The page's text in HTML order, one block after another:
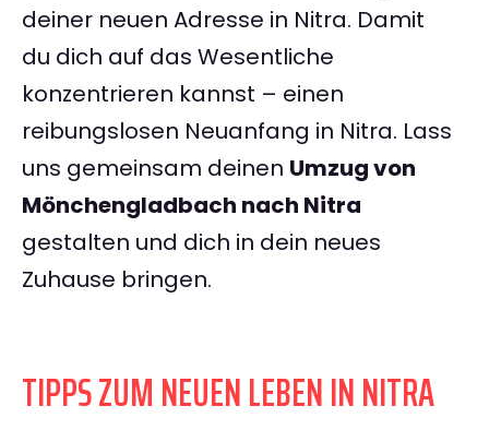
deiner neuen Adresse in Nitra. Damit
du dich auf das Wesentliche
konzentrieren kannst – einen
reibungslosen Neuanfang in Nitra. Lass
uns gemeinsam deinen Umzug von
Mönchengladbach nach Nitra
gestalten und dich in dein neues
Zuhause bringen.
TIPPS ZUM NEUEN LEBEN IN NITRA